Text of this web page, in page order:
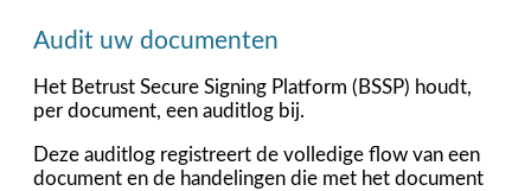
Audit uw documenten
Het Betrust Secure Signing Platform (BSSP) houdt,
per document, een auditlog bij.
Deze auditlog registreert de volledige flow van een
document en de handelingen die met het document